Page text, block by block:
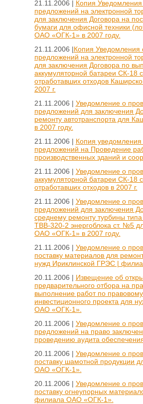
21.11.2006 | Копия Уведомления
предложений на электронной
для заключения Договора на
бумаги для офисной техники
ОАО «ОГК-1» в 2007 году.
21.11.2006 |Копия Уведомления
предложений на электронной
для заключения Договора по
аккумуляторной батареи СК-18
отработавших отходов
2007 г.
21.11.2006 | Уведомление о
предложений для заключения
ремонту автотранспорта для
в 2007 году.
21.11.2006 | Копия уведомления
предложений на Проведение
производственных зданий и
21.11.2006 | Уведомление о
аккумуляторной батареи СК-18
отработавших отходов в 2007 г.
21.11.2006 | Уведомление о
предложений для заключения
среднему ремонту турбины
ТВВ-320-2 энергоблока ст. №5
ОАО «ОГК-1» в 2007 году.
21.11.2006 | Уведомление о
поставку материалов для
нужд Ириклинской ГРЭС |
20.11.2006 | Извещение об
предварительного отбора на
выполнение работ по
инвестиционного проекта для
ОАО «ОГК-1».
20.11.2006 | Уведомление о
предложений на право
проведению аудита
20.11.2006 | Уведомление о
поставку шамотной продукции
ОАО «ОГК-1».
20.11.2006 | Уведомление о
поставку огнеупорных
филиала ОАО «ОГК-1».